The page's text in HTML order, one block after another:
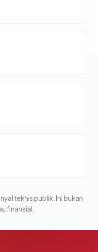
teknis publik. Ini bukan
finansial.